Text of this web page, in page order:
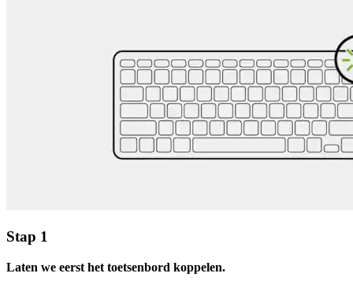
Stap 1
Laten we eerst het toetsenbord koppelen.